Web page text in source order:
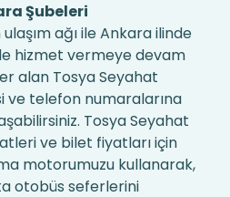
Şubeleri
ağı ile Ankara ilinde
hizmet vermeye devam
alan Tosya Seyahat
ve telefon numaralarına
Tosya Seyahat
ve bilet fiyatları için
motorumuzu kullanarak,
otobüs seferlerini